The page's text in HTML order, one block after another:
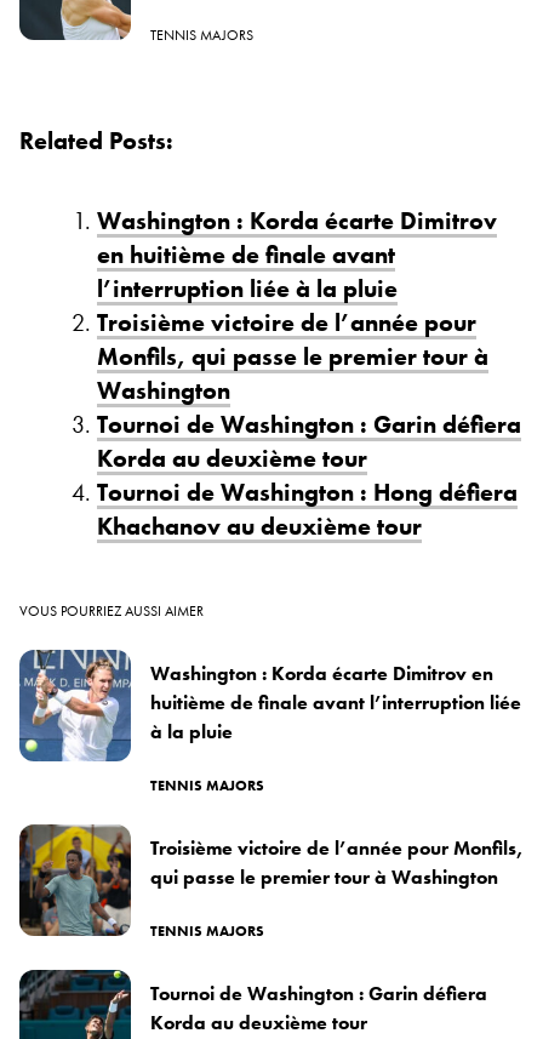
TENNIS MAJORS
Related Posts:
Washington : Korda écarte Dimitrov
en huitième de finale avant
l’interruption liée à la pluie
Troisième victoire de l’année pour
Monfils, qui passe le premier tour à
Washington
Tournoi de Washington : Garin défiera
Korda au deuxième tour
Tournoi de Washington : Hong défiera
Khachanov au deuxième tour
VOUS POURRIEZ AUSSI AIMER
Washington : Korda écarte Dimitrov en
huitième de finale avant l’interruption liée
à la pluie
TENNIS MAJORS
Troisième victoire de l’année pour Monfils,
qui passe le premier tour à Washington
TENNIS MAJORS
Tournoi de Washington : Garin défiera
Korda au deuxième tour